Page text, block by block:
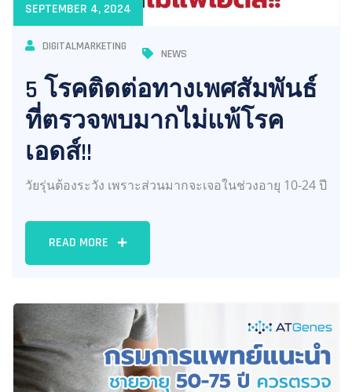
SEPTEMBER 4, 2024
DIGITALMARKETING
NEWS
5 โรคติดต่อทางเพศสัมพันธ์
ที่ตรวจพบมากไม่แพ้โรค
เอดส์!!
วัยรุ่นต้องระวัง เพราะส่วนมากจะเจอในช่วงอายุ 10-24 ปี
READ MORE